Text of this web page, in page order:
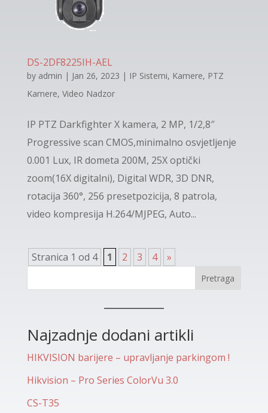
DS-2DF8225IH-AEL
by admin | Jan 26, 2023 | IP Sistemi, Kamere, PTZ
Kamere, Video Nadzor
IP PTZ Darkfighter X kamera, 2 MP, 1/2,8″
Progressive scan CMOS,minimalno osvjetljenje
0.001 Lux, IR dometa 200M, 25Х optički
zoom(16Х digitalni), Digital WDR, 3D DNR,
rotacija 360°, 256 presetpozicija, 8 patrola,
video kompresija H.264/MJPEG, Auto...
Stranica 1 od 4 1 2 3 4 »
Pretraga
Najzadnje dodani artikli
HIKVISION barijere – upravljanje parkingom !
Hikvision – Pro Series ColorVu 3.0
CS-T35